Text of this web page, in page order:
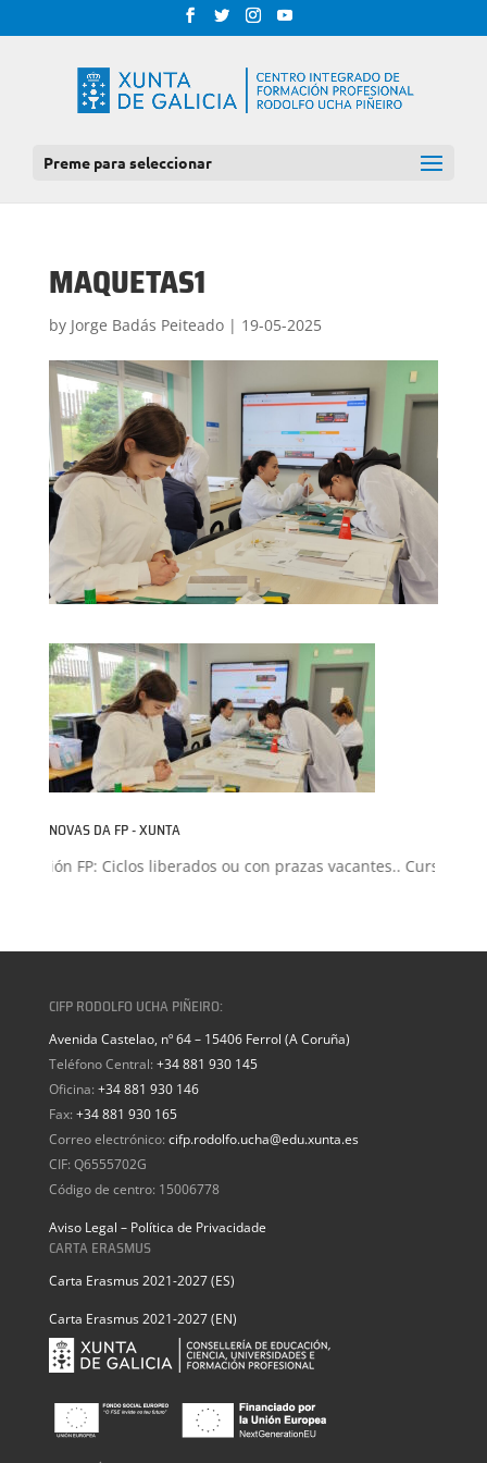
Preme para seleccionar
MAQUETAS1
by Jorge Badás Peiteado| 19-05-2025
NOVAS DA FP - XUNTA
FP: Ciclos liberados ou con prazas vacantes.. Curso 2026-
CIFP RODOLFO UCHA PIÑEIRO:
Avenida Castelao, nº 64 – 15406 Ferrol (A Coruña)
Teléfono Central: +34 881 930 145
Oficina: +34 881 930 146
Fax: +34 881 930 165
Correo electrónico: cifp.rodolfo.ucha@edu.xunta.es
CIF: Q6555702G
Código de centro: 15006778
Aviso Legal – Política de Privacidade
CARTA ERASMUS
Carta Erasmus 2021-2027 (ES)
Carta Erasmus 2021-2027 (EN)